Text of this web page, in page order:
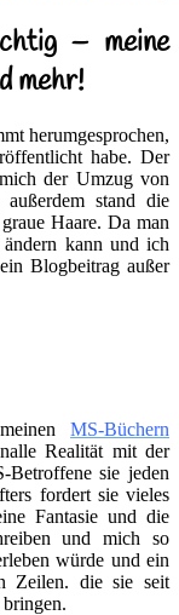
– meine
mehr!
herumgesprochen,
habe. Der
der Umzug von
stand die
Haare. Da man
kann und ich
Blogbeitrag außer
MS-Büchern
Realität mit der
sie jeden
fordert sie vieles
Fantasie und die
und mich so
würde und ein
Zeilen. die sie seit